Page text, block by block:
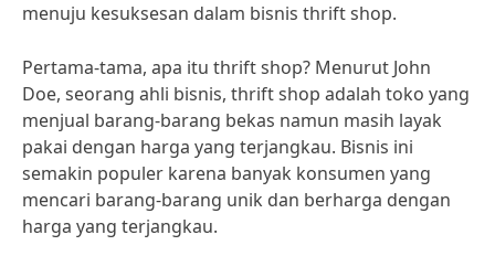
menuju kesuksesan dalam bisnis thrift shop.
Pertama-tama, apa itu thrift shop? Menurut John
Doe, seorang ahli bisnis, thrift shop adalah toko yang
menjual barang-barang bekas namun masih layak
pakai dengan harga yang terjangkau. Bisnis ini
semakin populer karena banyak konsumen yang
mencari barang-barang unik dan berharga dengan
harga yang terjangkau.